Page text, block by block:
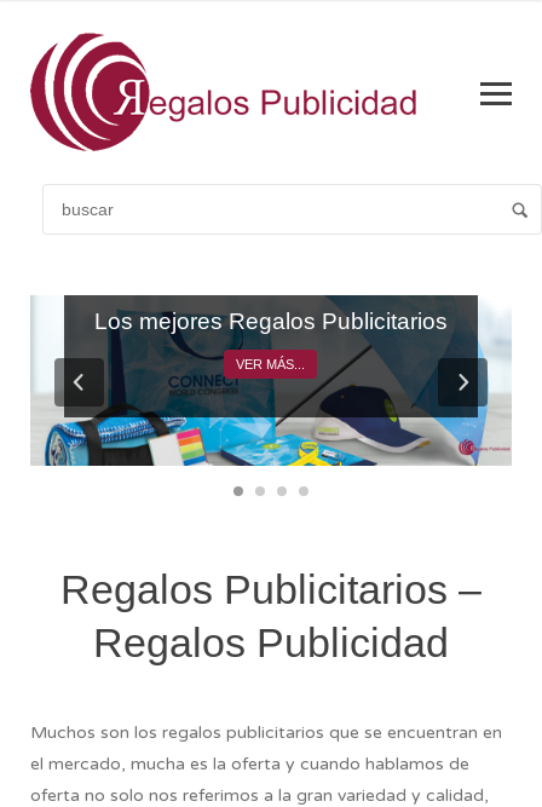
Los mejores Regalos Publicitarios
VER MÁS...
Regalos Publicitarios –
Regalos Publicidad
Muchos son los regalos publicitarios que se encuentran en
el mercado, mucha es la oferta y cuando hablamos de
oferta no solo nos referimos a la gran variedad y calidad,